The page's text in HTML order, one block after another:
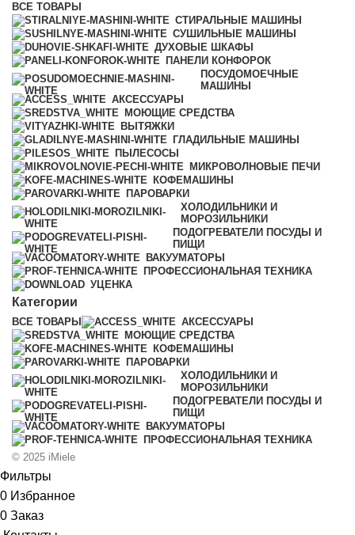
ВСЕ ТОВАРЫ
СТИРАЛЬНЫЕ МАШИНЫ
СУШИЛЬНЫЕ МАШИНЫ
ДУХОВЫЕ ШКАФЫ
ПАНЕЛИ КОНФОРОК
ПОСУДОМОЕЧНЫЕ
МАШИНЫ
АКСЕССУАРЫ
МОЮЩИЕ СРЕДСТВА
ВЫТЯЖКИ
ГЛАДИЛЬНЫЕ МАШИНЫ
ПЫЛЕСОСЫ
МИКРОВОЛНОВЫЕ ПЕЧИ
КОФЕМАШИНЫ
ПАРОВАРКИ
ХОЛОДИЛЬНИКИ И
МОРОЗИЛЬНИКИ
ПОДОГРЕВАТЕЛИ ПОСУДЫ И
ПИЩИ
ВАКУУМАТОРЫ
ПРОФЕССИОНАЛЬНАЯ ТЕХНИКА
УЦЕНКА
Категории
ВСЕ ТОВАРЫ
АКСЕССУАРЫ
МОЮЩИЕ СРЕДСТВА
КОФЕМАШИНЫ
ПАРОВАРКИ
ХОЛОДИЛЬНИКИ И
МОРОЗИЛЬНИКИ
ПОДОГРЕВАТЕЛИ ПОСУДЫ И
ПИЩИ
ВАКУУМАТОРЫ
ПРОФЕССИОНАЛЬНАЯ ТЕХНИКА
© 2025 iMiele
Фильтры
0 Избранное
0 Заказ